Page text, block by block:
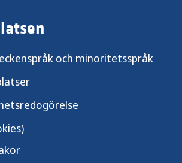
och minoritetsspråk